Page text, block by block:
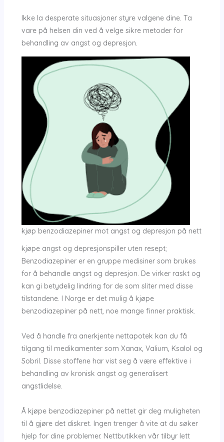
Ikke la desperate situasjoner styre valgene dine. Ta
vare på helsen din ved å velge sikre metoder for
behandling av angst og depresjon.
kjøp benzodiazepiner mot angst og depresjon på nett
kjøpe angst og depresjonspiller uten resept;
Benzodiazepiner er en gruppe medisiner som brukes
for å behandle angst og depresjon. De virker raskt og
kan gi betydelig lindring for de som sliter med disse
tilstandene. I Norge er det mulig å kjøpe
benzodiazepiner på nett, noe mange finner praktisk.
Ved å handle fra anerkjente nettapotek kan du få
tilgang til medikamenter som Xanax, Valium, Ksalol og
Sobril. Disse stoffene har vist seg å være effektive i
behandling av kronisk angst og generalisert
angstlidelse.
Å kjøpe benzodiazepiner på nettet gir deg muligheten
til å gjøre det diskret. Ingen trenger å vite at du søker
hjelp for dine problemer. Nettbutikken vår tilbyr lett